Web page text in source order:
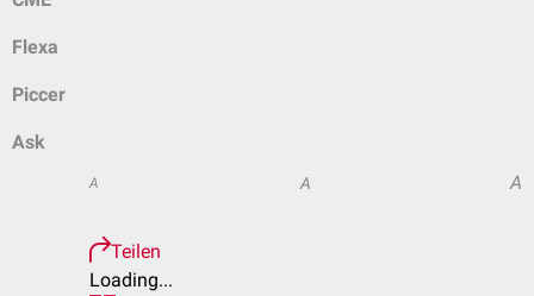
Flexa
Piccer
Ask
A A A
Teilen
Loading...